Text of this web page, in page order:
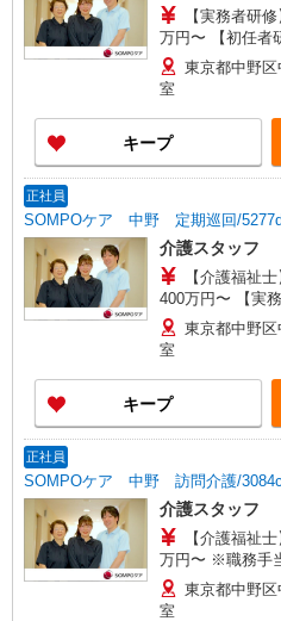
【実務者研
万円〜 【初任者研修】 月給：224,300円 年収例：
310万円〜 ※職務手当、（東京都）居住支援特別
手当、日祝手当
みます。 ※居住
方はさらに1万円支
基本給2.08ヶ月
東京都中野
室
キープ
正社員
SOMPOケア 中野 定期巡回/
介護スタッフ
【介護福祉
400万円〜 【実
例：340万円〜
年収例：330万
手当、日祝手当
均20回分）等、
※介護福祉士の
業：別途時間外
援特別手当は勤
（再入社除く）
東京都中野
室
キープ
正社員
SOMPOケア 中野 訪問介護/
介護スタッフ
【介護福祉
万円〜 ※職務手当、特別職務手当、特別地域手
当、（東京都）
手当、日祝手当
東京都中野
室